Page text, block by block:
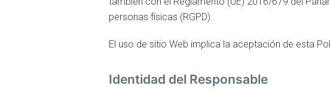
personas físicas (RGPD).
El uso de sitio Web implica la aceptación de esta
Identidad del Responsable